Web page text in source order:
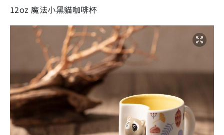
12oz 魔法小黑貓咖啡杯